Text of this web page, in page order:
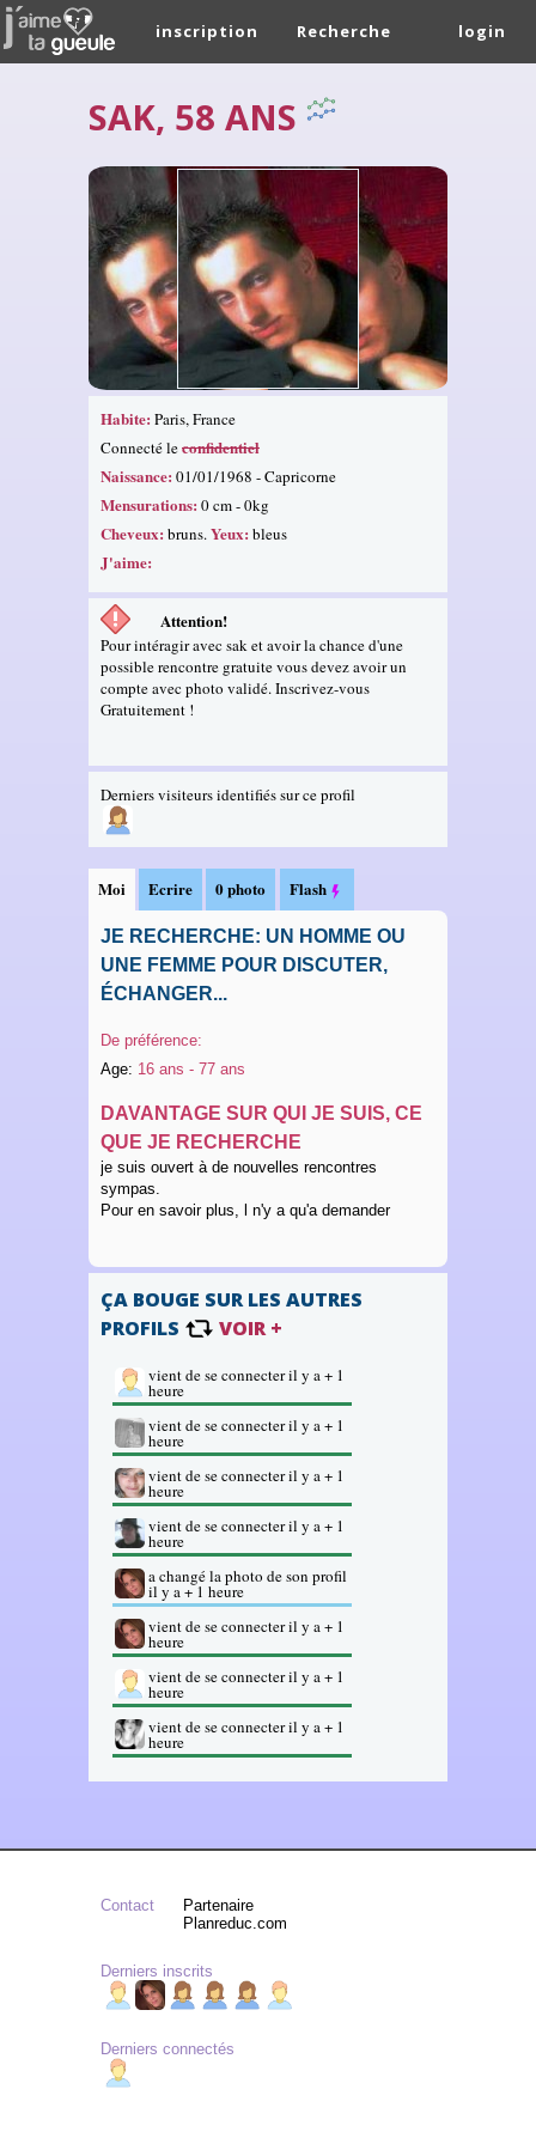
inscription Recherche login
SAK, 58 ANS
Habite: Paris, France
Connecté leconfidentiel
Naissance: 01/01/1968 - Capricorne
Mensurations: 0 cm - 0kg
Cheveux: bruns.Yeux: bleus
J'aime:
Attention!
Pour intéragir avec sak et avoir la chance d'une
possible rencontre gratuite vous devez avoir un
compte avec photo validé. Inscrivez-vous
Gratuitement !
Derniers visiteurs identifiés sur ce profil
Moi
JE RECHERCHE: UN HOMME OU
UNE FEMME POUR DISCUTER,
ÉCHANGER...
De préférence:
Age: 16 ans - 77 ans
DAVANTAGE SUR QUI JE SUIS, CE
QUE JE RECHERCHE
je suis ouvert à de nouvelles rencontres
sympas.
Pour en savoir plus, l n'y a qu'a demander
Ecrire 0 photo Flash
ÇA BOUGE SUR LES AUTRES
PROFILS
VOIR +
vient de se connecter il y a + 1
heure
vient de se connecter il y a + 1
heure
vient de se connecter il y a + 1
heure
vient de se connecter il y a + 1
heure
a changé la photo de son profil
il y a + 1 heure
vient de se connecter il y a + 1
heure
vient de se connecter il y a + 1
heure
vient de se connecter il y a + 1
heure
Contact
Partenaire
Planreduc.com
Derniers inscrits
Derniers connectés